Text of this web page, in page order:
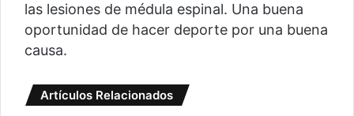
las lesiones de médula espinal. Una buena
oportunidad de hacer deporte por una buena
causa.
Artículos Relacionados